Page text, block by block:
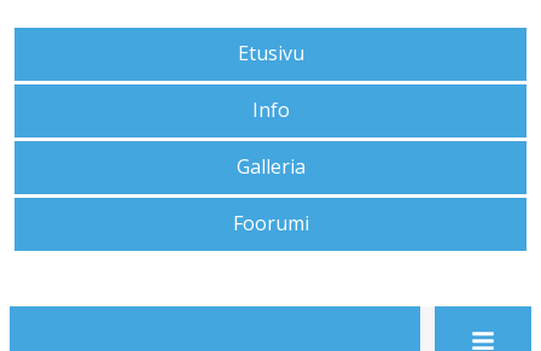
Etusivu
Info
Galleria
Foorumi